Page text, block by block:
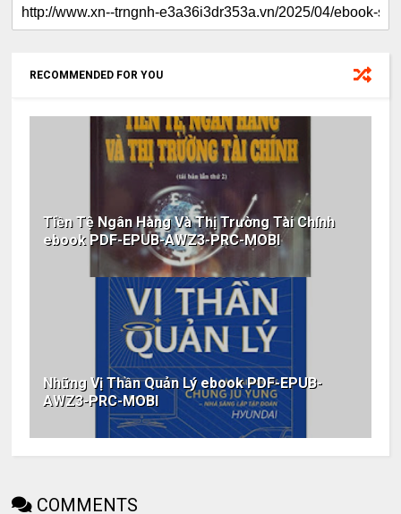
RECOMMENDED FOR YOU
Tiền Tệ Ngân Hàng Và Thị Trường Tài Chính
ebook PDF-EPUB-AWZ3-PRC-MOBI
Những Vị Thần Quản Lý ebook PDF-EPUB-
AWZ3-PRC-MOBI
COMMENTS